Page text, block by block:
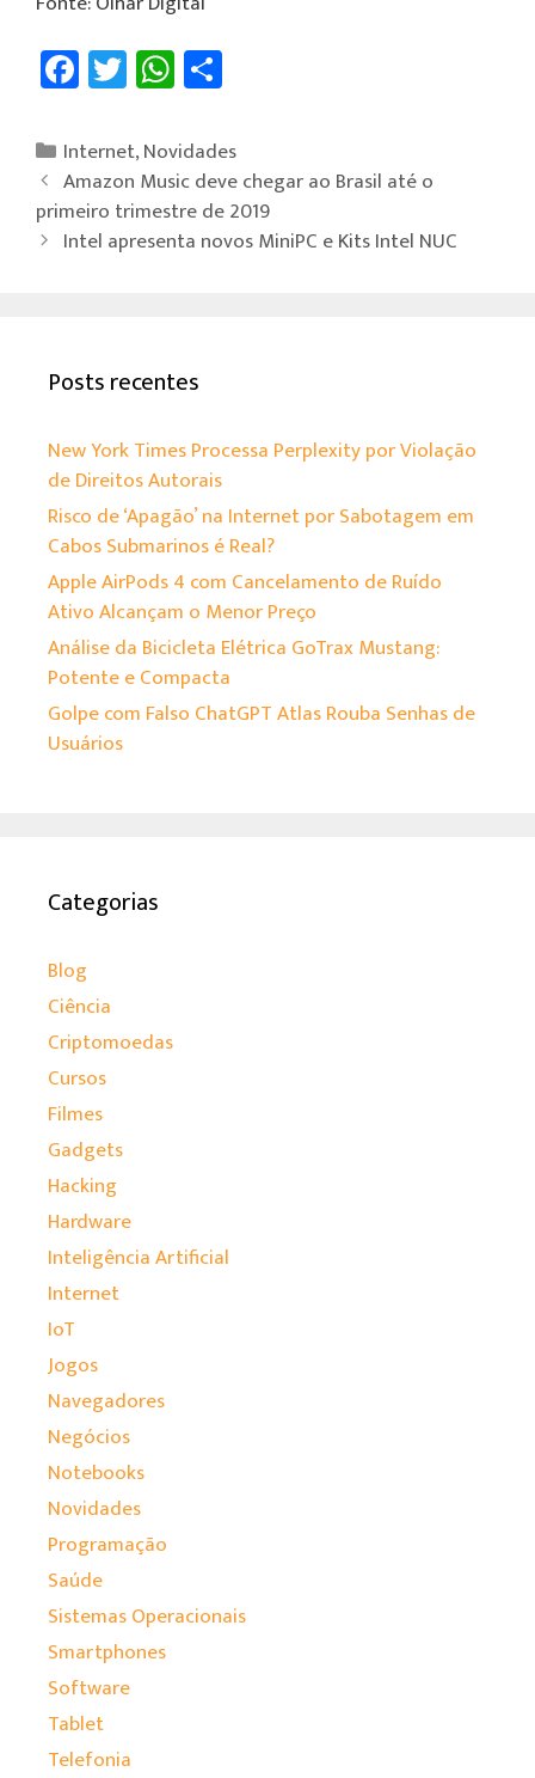
Fa
ce
b
o
ok
T
wi
tt
er
W
h
at
sA
p
p
e
Internet,Novidades
Amazon Music deve chegar ao Brasil até o
primeiro trimestre de 2019
Intel apresenta novos MiniPC e Kits Intel NUC
Posts recentes
New York Times Processa Perplexity por Violação
de Direitos Autorais
Risco de ‘Apagão’ na Internet por Sabotagem em
Cabos Submarinos é Real?
Apple AirPods 4 com Cancelamento de Ruído
Ativo Alcançam o Menor Preço
Análise da Bicicleta Elétrica GoTrax Mustang:
Potente e Compacta
Golpe com Falso ChatGPT Atlas Rouba Senhas de
Usuários
Categorias
Blog
Ciência
Criptomoedas
Cursos
Filmes
Gadgets
Hacking
Hardware
Inteligência Artificial
Internet
IoT
Jogos
Navegadores
Negócios
Notebooks
Novidades
Programação
Saúde
Sistemas Operacionais
Smartphones
Software
Tablet
Telefonia